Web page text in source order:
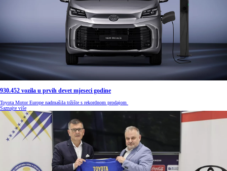
930.452 vozila u prvih devet mjeseci godine
Toyota Motor Europe nadmašila tržište s rekordnom prodajom
Saznajte više